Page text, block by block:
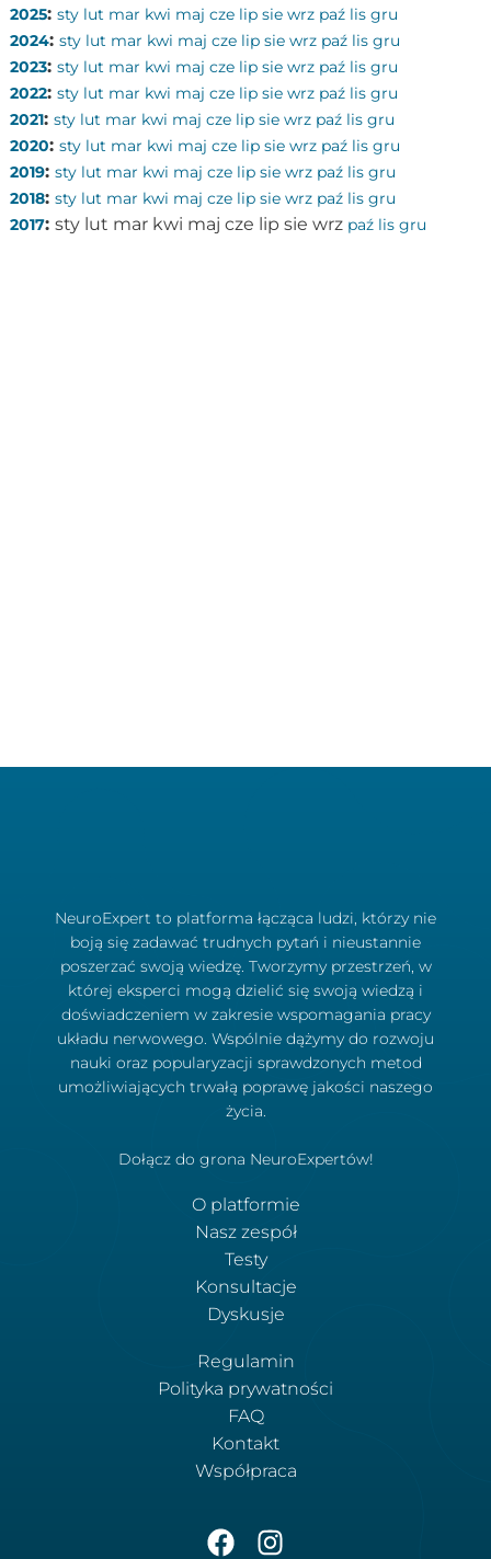
2025: sty lut mar kwi maj cze lip sie wrz paź lis gru
2024: sty lut mar kwi maj cze lip sie wrz paź lis gru
2023: sty lut mar kwi maj cze lip sie wrz paź lis gru
2022: sty lut mar kwi maj cze lip sie wrz paź lis gru
2021: sty lut mar kwi maj cze lip sie wrz paź lis gru
2020: sty lut mar kwi maj cze lip sie wrz paź lis gru
2019: sty lut mar kwi maj cze lip sie wrz paź lis gru
2018: sty lut mar kwi maj cze lip sie wrz paź lis gru
2017: sty lut mar kwi maj cze lip sie wrz paź lis gru
NeuroExpert to platforma łącząca ludzi, którzy nie
boją się zadawać trudnych pytań i nieustannie
poszerzać swoją wiedzę. Tworzymy przestrzeń, w
której eksperci mogą dzielić się swoją wiedzą i
doświadczeniem w zakresie wspomagania pracy
układu nerwowego. Wspólnie dążymy do rozwoju
nauki oraz popularyzacji sprawdzonych metod
umożliwiających trwałą poprawę jakości naszego
życia.
Dołącz do grona NeuroExpertów!
O platformie
Nasz zespół
Testy
Konsultacje
Dyskusje
Regulamin
Polityka prywatności
FAQ
Kontakt
Współpraca